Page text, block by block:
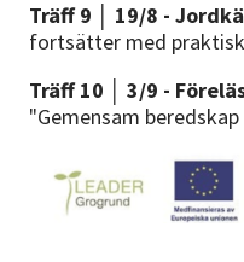
Träff 9 │ 19/8 -
fortsätter med
Träff 10 │ 3/9 -
"Gemensam